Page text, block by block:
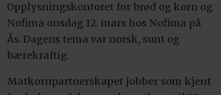
Opplysningskontoret for brød og korn og
Nofima onsdag 12. mars hos Nofima på
Ås. Dagens tema var norsk, sunt og
bærekraftig.
Matkornpartnerskapet jobber som kjent